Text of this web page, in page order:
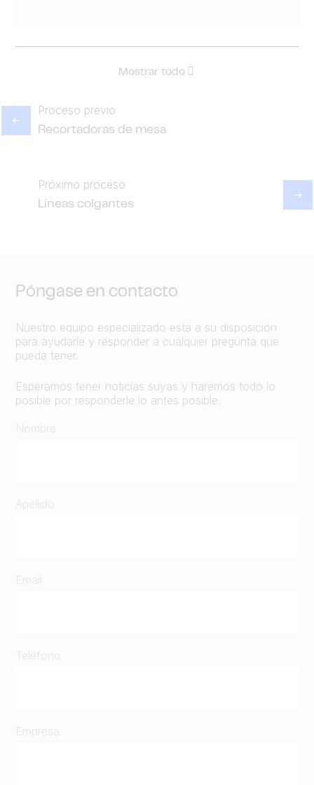
Mostrar todo
Proceso previo
Recortadoras de mesa
Próximo proceso
Líneas colgantes
Póngase en contacto
Nuestro equipo especializado está a su disposición
para ayudarle y responder a cualquier pregunta que
pueda tener.
Esperamos tener noticias suyas y haremos todo lo
posible por responderle lo antes posible.
Nombre
Apellido
Email
Teléfono
Empresa